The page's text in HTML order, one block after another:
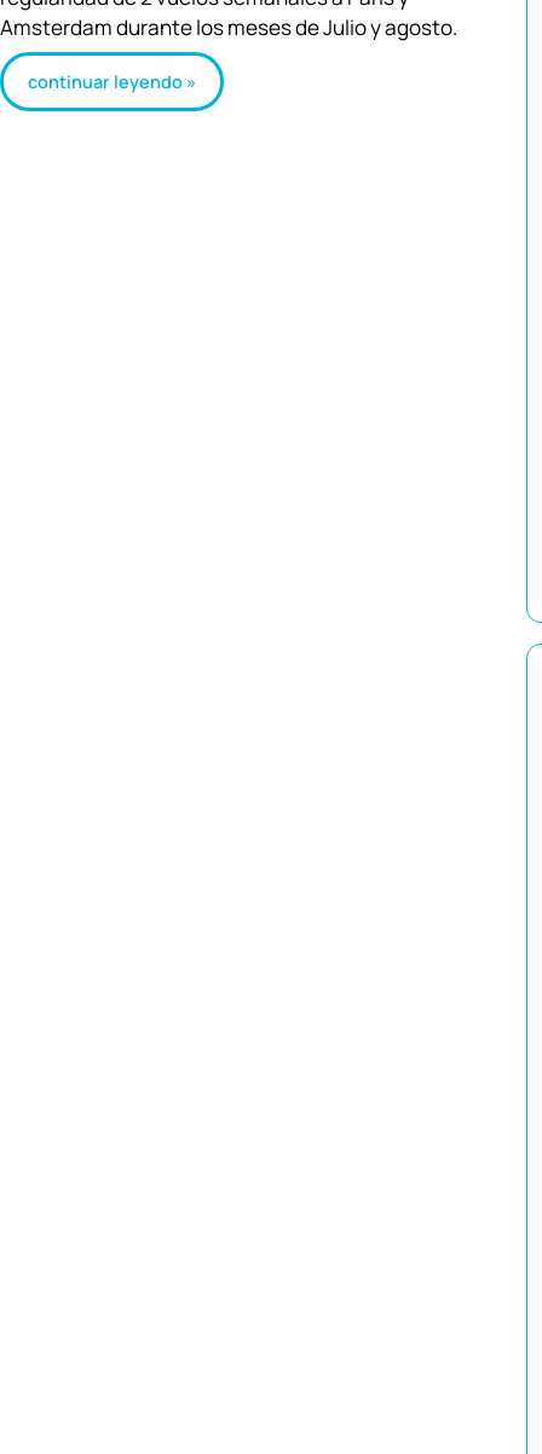
Amsterdam durante los meses de Julio y agosto.
continuar leyendo »